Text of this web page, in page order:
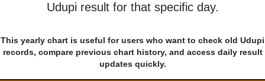
Udupi result for that specific day.
This yearly chart is useful for users who want to check old Udupi
records, compare previous chart history, and access daily result
updates quickly.